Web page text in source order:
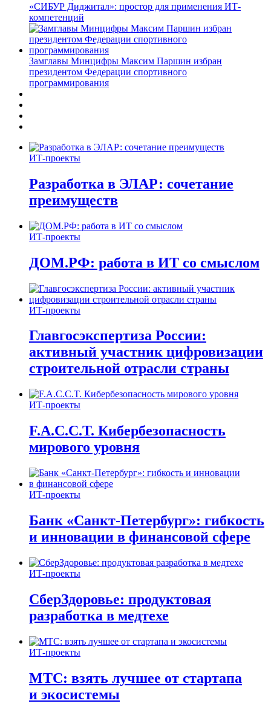
«СИБУР Диджитал»: простор для применения ИТ-
компетенций
Замглавы Минцифры Максим Паршин избран
президентом Федерации спортивного
программирования
ИТ-проекты
Разработка в ЭЛАР: сочетание
преимуществ
ИТ-проекты
ДОМ.РФ: работа в ИТ со смыслом
ИТ-проекты
Главгосэкспертиза России:
активный участник цифровизации
строительной отрасли страны
ИТ-проекты
F.A.C.C.T. Кибербезопасность
мирового уровня
ИТ-проекты
Банк «Санкт-Петербург»: гибкость
и инновации в финансовой сфере
ИТ-проекты
СберЗдоровье: продуктовая
разработка в медтехе
ИТ-проекты
МТС: взять лучшее от стартапа
и экосистемы